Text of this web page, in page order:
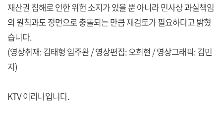
재산권 침해로 인한 위헌 소지가 있을 뿐 아니라 민사상 과실책임
의 원칙과도 정면으로 충돌되는 만큼 재검토가 필요하다고 밝혔
습니다.
(영상취재: 김태형 임주완 / 영상편집: 오희현 / 영상그래픽: 김민
지)
KTV 이리나입니다.